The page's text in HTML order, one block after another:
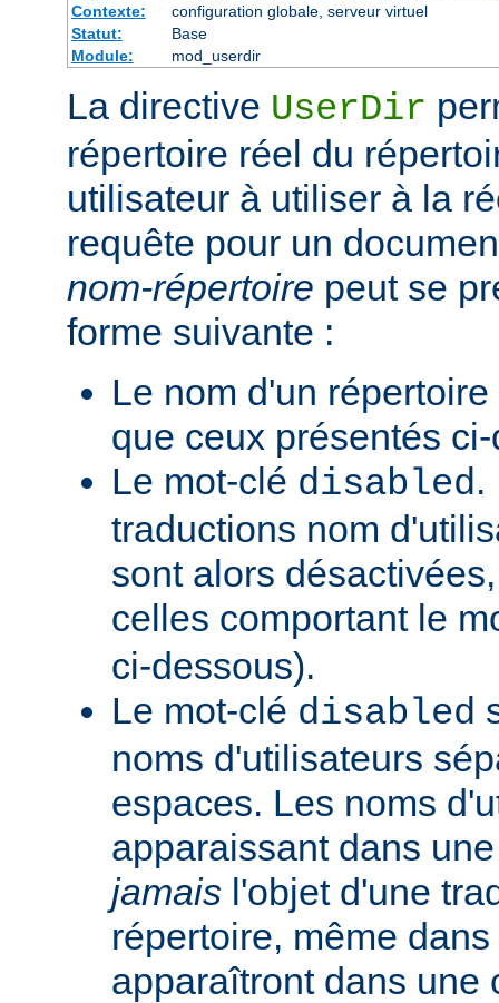
Contexte:
configuration globale, serveur virtuel
Statut:
Base
Module:
mod_userdir
La directive UserDir
répertoire réel du
utilisateur à utiliser à la
requête pour un
nom-répertoire peut se
forme suivante :
Le nom d'un
que ceux présentés
Le mot-clé disabled.
traductions nom
sont alors
celles comportant le
ci-dessous).
Le mot-clé disabled
noms d'utilisateurs
espaces. Les noms
apparaissant dans
jamais l'objet d'une
répertoire, même
apparaîtront dans une